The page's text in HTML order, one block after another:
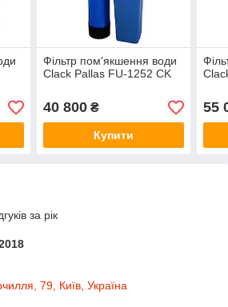
Фільтр пом'якшення води
Clack Pallas FU-1252 CK
40 800₴
Купити
55
за рік
79, Київ, Україна